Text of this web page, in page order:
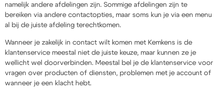
namelijk andere afdelingen zijn. Sommige afdelingen zijn te
bereiken via andere contactopties, maar soms kun je via een menu
al bij de juiste afdeling terechtkomen.
Wanneer je zakelijk in contact wilt komen met Kemkens is de
klantenservice meestal niet de juiste keuze, maar kunnen ze je
wellicht wel doorverbinden. Meestal bel je de klantenservice voor
vragen over producten of diensten, problemen met je account of
wanneer je een klacht hebt.